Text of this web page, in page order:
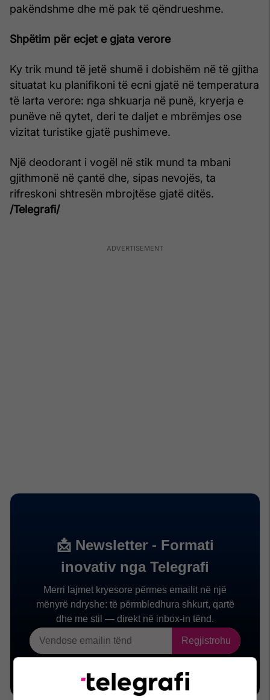
pakëndshme dhe më pak të qëndrueshme.
Shpëtim për ecjet e gjata verore
Ky trik mund të jetë shumë i dobishëm në të gjitha
situatat ku planifikoni të ecni gjatë në temperatura
të larta verore: nga shkuarja në punë, kryerja e
punëve në qytet, deri te daljet e mbrëmjes ose
vizitat turistike gjatë pushimeve.
Një deodorant i vogël në stik mund ta mbani
gjithmonë në çantë dhe, sipas nevojës, ta
rifreskoni shtresën mbrojtëse gjatë ditës.
/Telegrafi/